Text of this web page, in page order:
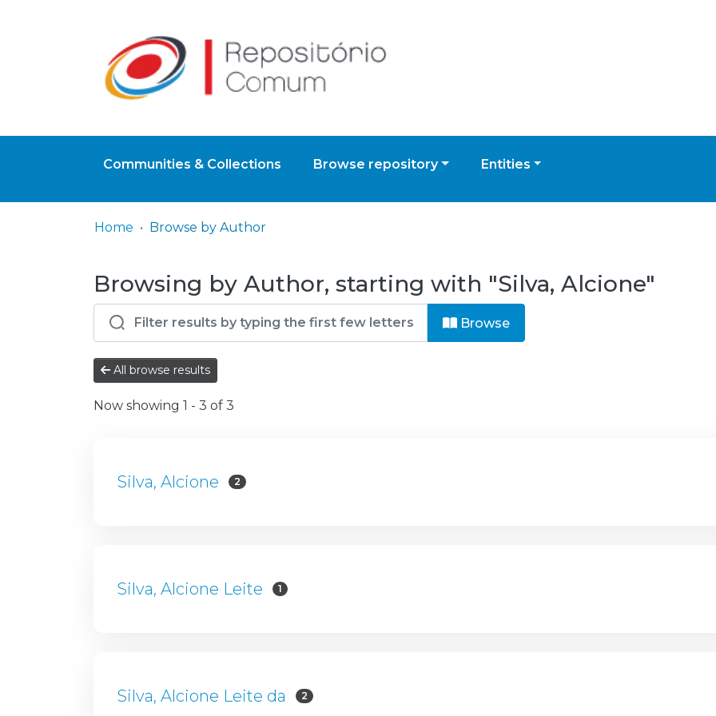
Communities & Collections Browse repository Entities
Home Browse by Author
Browsing by Author, starting with "Silva, Alcione"
Browse
All browse results
Now showing 1 - 3 of 3
Silva, Alcione 2
Silva, Alcione Leite 1
Silva, Alcione Leite da 2